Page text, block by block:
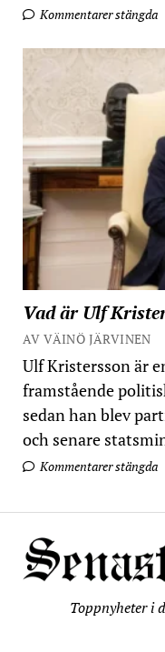
Kommentarer stängda
Vad är Ulf
AV VÄINÖ JÄRVINEN
Ulf Kristersson är
framstående
sedan han blev
och senare
Kommentarer stängda
Toppnyheter i